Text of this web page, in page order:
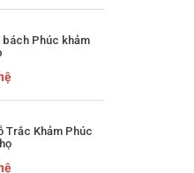
bách Phúc khảm
Trắc Khảm Phúc